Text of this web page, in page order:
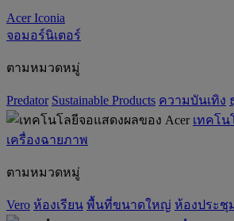
Acer Iconia
จอมอร์นิเตอร์
ตามหมวดหมู่
Predator ‌Sustainable Products ความบันเทิง
เทคโน
เครื่องฉายภาพ
ตามหมวดหมู่
Vero ห้องเรียน พื้นที่ขนาดใหญ่ ห้องประชุ